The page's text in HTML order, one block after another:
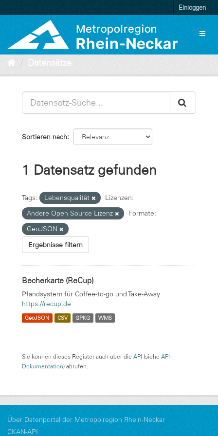
zum
Einloggen
Datensätze
Sortieren nach
1 Datensatz gefunden
Tags: Lebensqualität
Lizenzen:
Andere Open Source Lizenz
Formate:
GeoJSON
Ergebnisse filtern
Becherkarte (ReCup)
Pfandsystem für Coffee-to-go und Take-Away
https://recup.de
GeoJSON CSV GPKG WMS
Sie können dieses Register auch über die API (siehe API-
Dokumentation) abrufen.
Über Datenportal der Metropolregion Rhein-Neckar
CKAN-API